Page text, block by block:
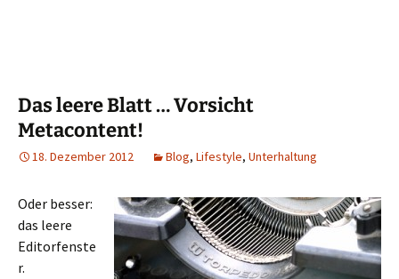
Das leere Blatt … Vorsicht
Metacontent!
18. Dezember 2012 Blog, Lifestyle, Unterhaltung
Oder besser:
das leere
Editorfenste
r.